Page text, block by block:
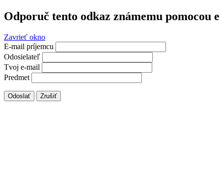
Odporuč tento odkaz známemu pomocou
Zavrieť okno
E-mail príjemcu
Odosielateľ
Tvoj e-mail
Predmet
Odoslať Zrušiť